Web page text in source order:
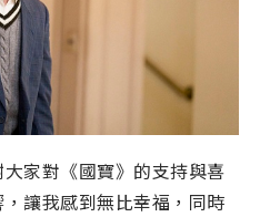
家對《國寶》的支持與喜
讓我感到無比幸福，同時